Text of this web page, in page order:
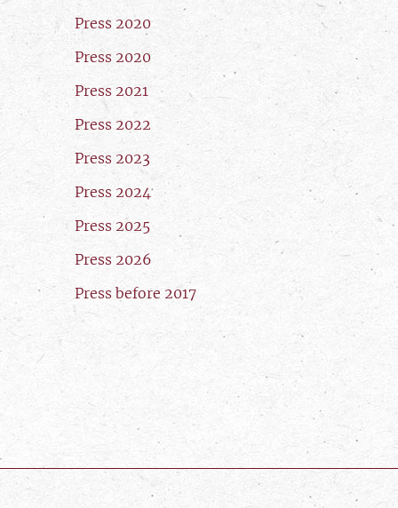
Press 2020
Press 2020
Press 2021
Press 2022
Press 2023
Press 2024
Press 2025
Press 2026
Press before 2017